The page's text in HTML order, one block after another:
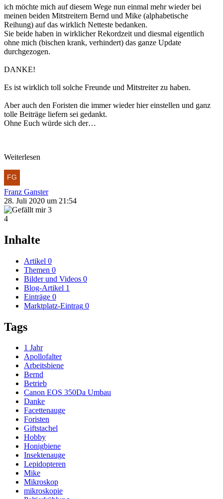
ich möchte mich auf diesem Wege nun einmal mehr wieder bei
meinen beiden Mitstreitern Bernd und Mike (alphabetische
Reihung) auf das wirklich Netteste bedanken.
Sie beide haben in wirklicher Rekordzeit und diesmal eigentlich
ohne mich (bischen krank, verhindert) das ganze Update
durchgezogen.
DANKE!
Es ist wirklich toll solche Freunde und Mitstreiter zu haben.
Aber auch den Foristen die immer wieder hier einstellen und ganz
tolle Beiträge liefern sei gedankt.
Ohne Euch würde sich der…
Weiterlesen
Franz Ganster
28. Juli 2020 um 21:54
3
4
Inhalte
Artikel 0
Themen 0
Bilder und Videos 0
Blog-Artikel 1
Einträge 0
Marktplatz-Eintrag 0
Tags
1 Jahr
Apollofalter
Arbeitsbiene
Bernd
Betrieb
Canon EOS 350Da Umbau
Danke
Facettenauge
Foristen
Giftstachel
Hobby
Honigbiene
Insektenauge
Lepidopteren
Mike
Mikroskop
mikroskopie